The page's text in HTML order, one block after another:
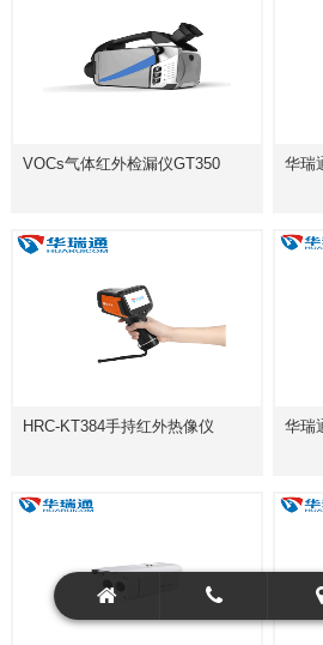
VOCs气体红外检漏仪GT350
HRC-KT384手持红外热像仪